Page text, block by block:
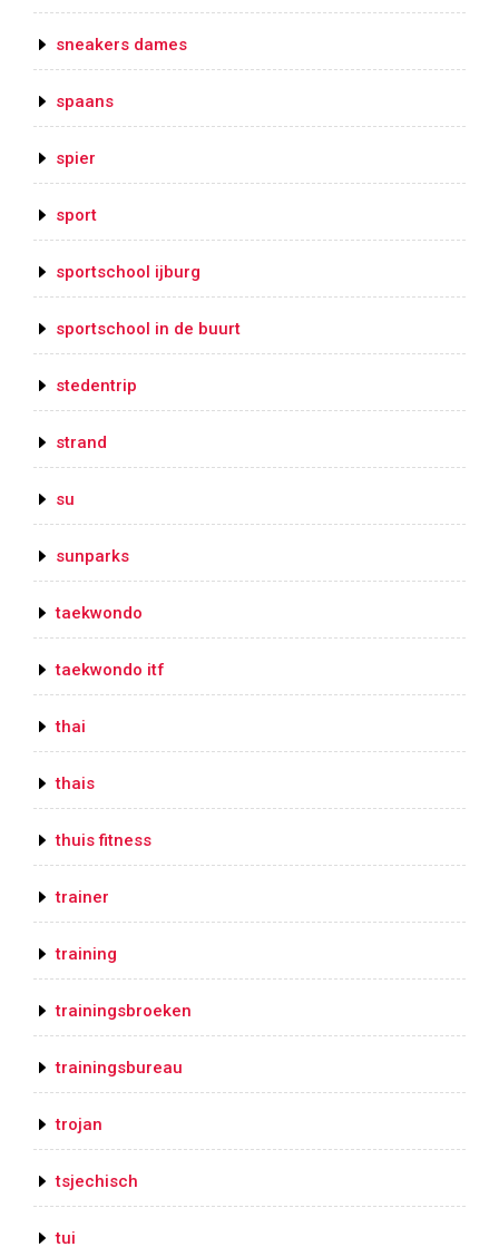
sneakers dames
spaans
spier
sport
sportschool ijburg
sportschool in de buurt
stedentrip
strand
su
sunparks
taekwondo
taekwondo itf
thai
thais
thuis fitness
trainer
training
trainingsbroeken
trainingsbureau
trojan
tsjechisch
tui